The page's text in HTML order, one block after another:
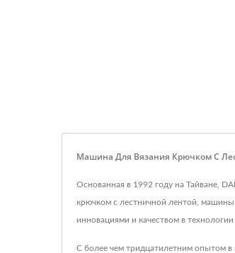
Машина Для Вязания Крючком С
Основанная в 1992 году на Тайване,
крючком с лестничной лентой,
инновациями и качеством в
С более чем тридцатилетним опытом в